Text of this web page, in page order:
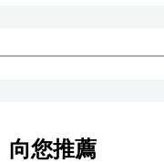
向您推薦